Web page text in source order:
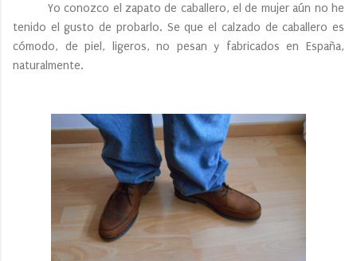
Yo conozco el zapato de caballero, el de mujer aún no he
tenido el gusto de probarlo. Se que el calzado de caballero es
cómodo, de piel, ligeros, no pesan y fabricados en España,
naturalmente.